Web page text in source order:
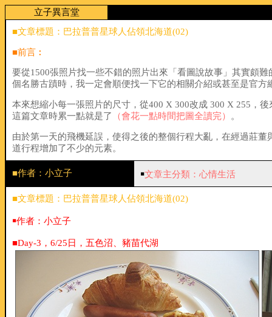
立子異言堂
■文章標題：巴拉普普星球人佔領北海道(02)
■前言︰
要從1500張照片找一些不錯的照片出來「看圖說故事」其實頗難
個名勝古蹟時，我一定會順便找一下它的相關介紹或甚至是官方
本來想縮小每一張照片的尺寸，從400 X 300改成 300 X 255，
這篇文章時累一點就是了
（會花一點時間把圖全讀完） 。
由於第一天的飛機延誤，使得之後的整個行程大亂，在經過莊
道行程增加了不少的元素。
■作者：小立子 ￭文章主分類：心情生活
■文章標題：巴拉普普星球人佔領北海道(02)
￭作者：小立子
■Day-3，6/25日，五色沼、豬苗代湖